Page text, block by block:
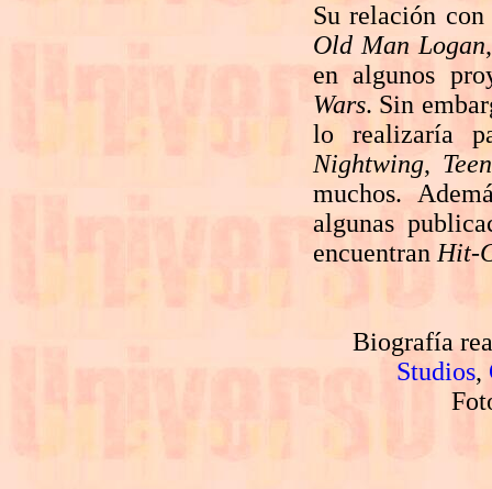
Su relación
Old Man Logan
en algunos
Wars. Sin
lo realizaría
Nightwing,
muchos.
algunas
encuentran Hit-
Biografía
Studios,